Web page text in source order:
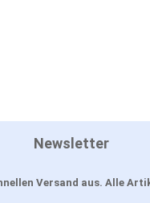
Versand aus. Alle